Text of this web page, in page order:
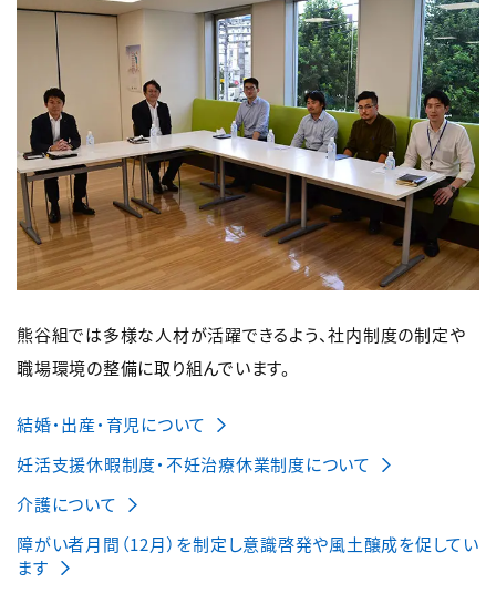
熊谷組では多様な人材が活躍できるよう、社内制度の制定や
職場環境の整備に取り組んでいます。
結婚・出産・育児について
妊活支援休暇制度・不妊治療休業制度について
介護について
障がい者月間（12月）を制定し意識啓発や風土醸成を促してい
ます